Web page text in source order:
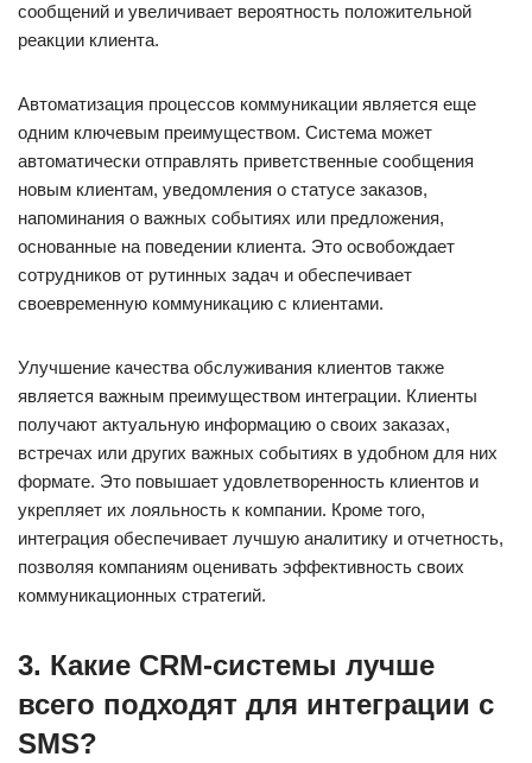
сообщений и увеличивает вероятность положительной
реакции клиента.
Автоматизация процессов коммуникации является еще
одним ключевым преимуществом. Система может
автоматически отправлять приветственные сообщения
новым клиентам, уведомления о статусе заказов,
напоминания о важных событиях или предложения,
основанные на поведении клиента. Это освобождает
сотрудников от рутинных задач и обеспечивает
своевременную коммуникацию с клиентами.
Улучшение качества обслуживания клиентов также
является важным преимуществом интеграции. Клиенты
получают актуальную информацию о своих заказах,
встречах или других важных событиях в удобном для них
формате. Это повышает удовлетворенность клиентов и
укрепляет их лояльность к компании. Кроме того,
интеграция обеспечивает лучшую аналитику и отчетность,
позволяя компаниям оценивать эффективность своих
коммуникационных стратегий.
3. Какие CRM-системы лучше
всего подходят для интеграции с
SMS?